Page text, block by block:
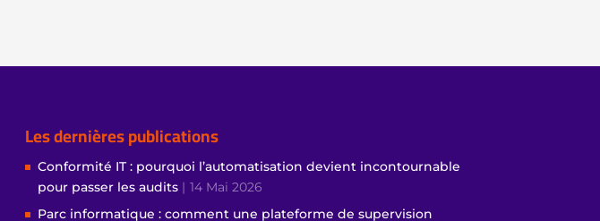
Les dernières publications
Conformité IT : pourquoi l’automatisation devient incontournable
pour passer les audits
14 Mai 2026
Parc informatique : comment une plateforme de supervision